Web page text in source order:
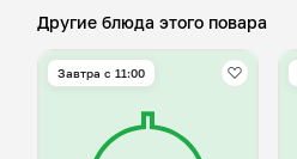
Другие блюда этого повара
Завтра c 11:00